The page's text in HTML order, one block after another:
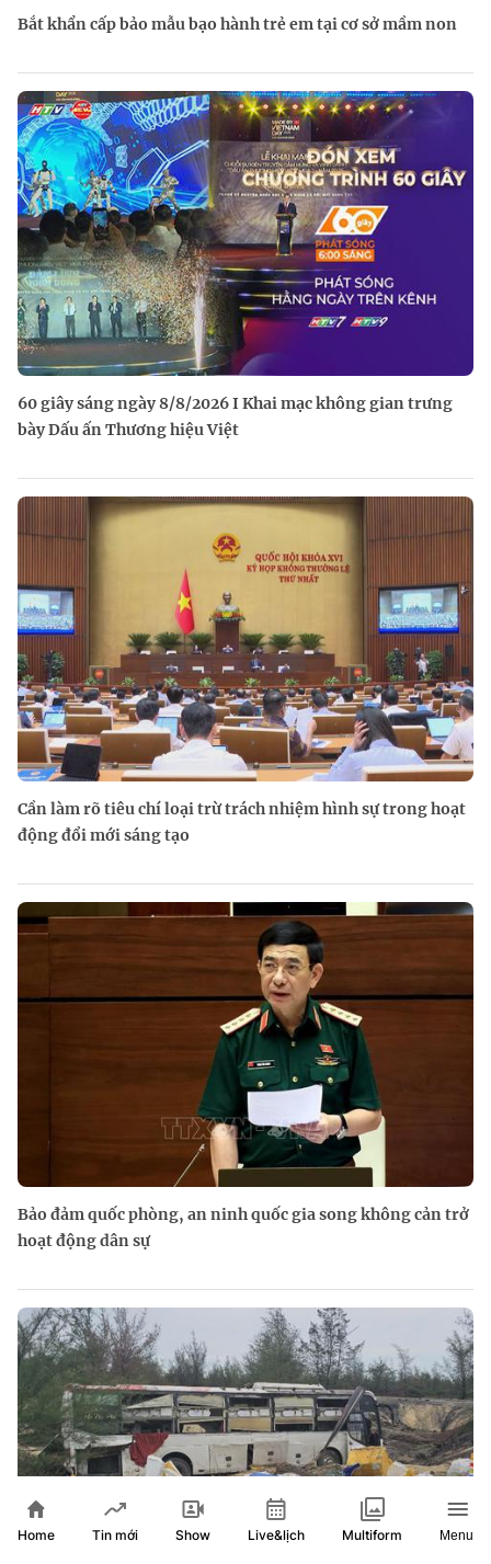
Bắt khẩn cấp bảo mẫu bạo hành trẻ em tại cơ sở mầm non
60 giây sáng ngày 8/8/2026 I Khai mạc không gian trưng
bày Dấu ấn Thương hiệu Việt
Cần làm rõ tiêu chí loại trừ trách nhiệm hình sự trong hoạt
động đổi mới sáng tạo
Bảo đảm quốc phòng, an ninh quốc gia song không cản trở
hoạt động dân sự
Home Tin mới Show Live&lịch Multiform Menu